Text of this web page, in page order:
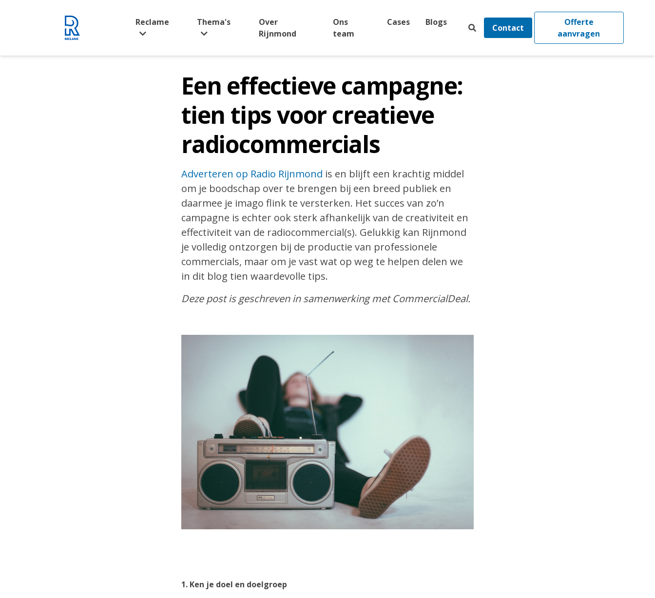
Rijnmond Reclame Reclame Thema's
Over
Rijnmond
Ons
team
Cases Blogs
Contact
Offerte
aanvragen
Een effectieve campagne:
tien tips voor creatieve
radiocommercials
Adverteren op Radio Rijnmond is en blijft een krachtig middel
om je boodschap over te brengen bij een breed publiek en
daarmee je imago flink te versterken. Het succes van zo’n
campagne is echter ook sterk afhankelijk van de creativiteit en
effectiviteit van de radiocommercial(s). Gelukkig kan Rijnmond
je volledig ontzorgen bij de productie van professionele
commercials, maar om je vast wat op weg te helpen delen we
in dit blog tien waardevolle tips.
Deze post is geschreven in samenwerking met CommercialDeal.
1. Ken je doel en doelgroep